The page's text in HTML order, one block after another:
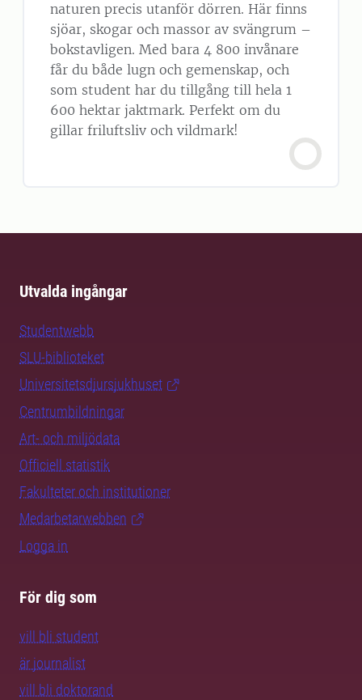
naturen precis utanför dörren. Här finns
sjöar, skogar och massor av svängrum –
bokstavligen. Med bara 4 800 invånare
får du både lugn och gemenskap, och
som student har du tillgång till hela 1
600 hektar jaktmark. Perfekt om du
gillar friluftsliv och vildmark!
Utvalda ingångar
Studentwebb
SLU-biblioteket
Universitetsdjursjukhuset
Centrumbildningar
Art- och miljödata
Officiell statistik
Fakulteter och institutioner
Medarbetarwebben
Logga in
För dig som
vill bli student
är journalist
vill bli doktorand